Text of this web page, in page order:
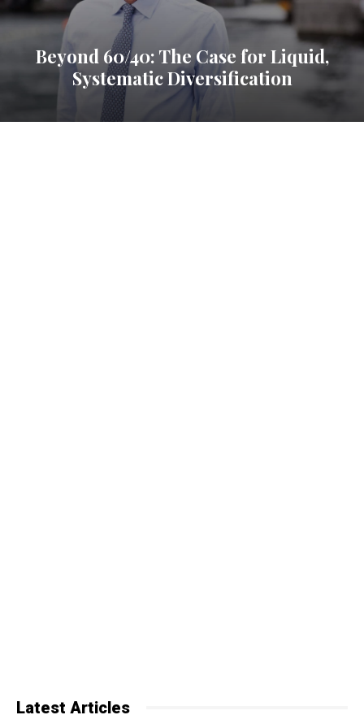
Beyond 60/40: The Case for Liquid,
Systematic Diversification
Latest Articles